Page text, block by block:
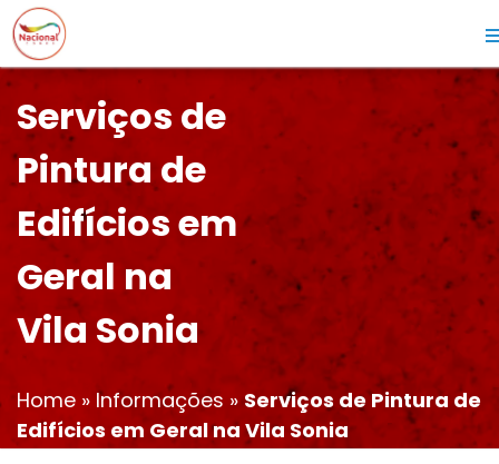
Serviços de
Pintura de
Edifícios em
Geral na
Vila Sonia
Home » Informações » Serviços de Pintura de
Edifícios em Geral na Vila Sonia